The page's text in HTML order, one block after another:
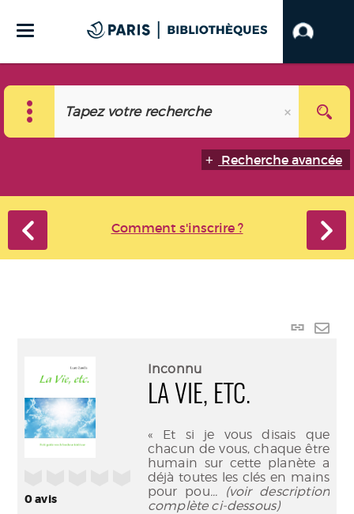
Recherche avancée
Comment s'inscrire ?
Lien
0avis
Inconnu
LA VIE, ETC.
« Et si je vous disais que
chacun de vous, chaque être
humain sur cette planète a
déjà toutes les clés en mains
pour pou... (voir description
complète ci-dessous)